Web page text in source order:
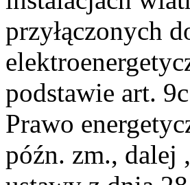
przyłączonych
podstawie art.
Prawo
późn. zm., dalej